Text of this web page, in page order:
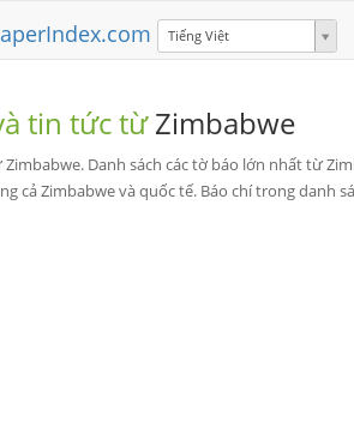
Tiếng Việt
tin tức từZimbabwe
Zimbabwe. Danh sách các tờ báo lớn nhất từ
cả Zimbabwe và quốc tế. Báo chí trong danh